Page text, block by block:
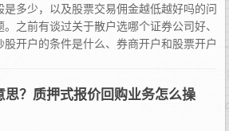
是多少，以及股票交易佣金越低越好吗的问
。之前有谈过关于散户选哪个证券公司好、
股开户的条件是什么、券商开户和股票开户
思？质押式报价回购业务怎么操